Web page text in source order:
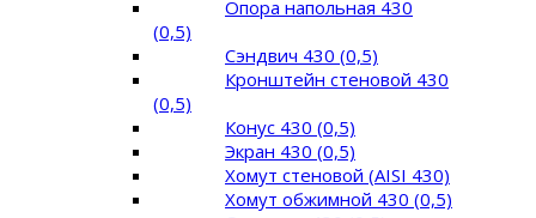
Опора напольная 430
(0,5)
Сэндвич 430 (0,5)
Кронштейн стеновой 430
(0,5)
Конус 430 (0,5)
Экран 430 (0,5)
Хомут стеновой (AISI 430)
Хомут обжимной 430 (0,5)